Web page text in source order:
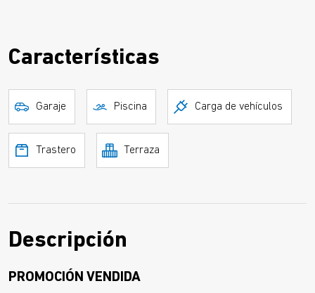
Características
Garaje Piscina Carga de vehículos
Trastero Terraza
Descripción
PROMOCIÓN VENDIDA